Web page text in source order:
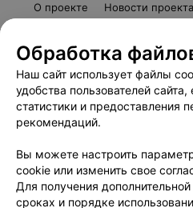
О проекте Новости проекта
Пользовательское
Вакансии
Написать
Обработка
Обработка
Наш сайт использует файлы
удобства пользователей
статистики и предоставления
рекомендаций.
Вы можете настроить
cookie или изменить свое
Для получения
сроках и порядке